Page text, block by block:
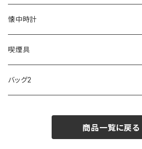
SKAGEN
FOOTBALL WATCHES
ARCA FUTURA
COACH
BVLGARI
VANQUISH
DANIEL WELLINGTON
SWAROVSKI
VIVIENNE WESTWOOD
MONTBLANC
Fashion Accessory Cllection
ISLAND
GULLWING
LESPORTSAC
PRADA
MONDAINE
MAWA
その他
CROSS
MONTBLANC
SWAROVSKI
CASIO
AMOS
OMMIX
COACH
CREATE
TORAY
OMRON
SPICE OF LIFE
懐中時計
MONDAINE
喫煙具
ZIPPO
TSUBOTA PEARL
バッグ2
商品一覧に戻る